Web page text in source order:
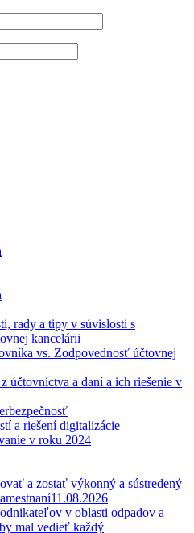
rady a tipy v súvislosti s
kancelárii
vs. Zodpovednosť účtovnej
účtovníctva a daní a ich riešenie v
a riešení digitalizácie
v roku 2024
a zostať výkonný a sústredený
11.08.2026
v oblasti odpadov a
mal vedieť každý